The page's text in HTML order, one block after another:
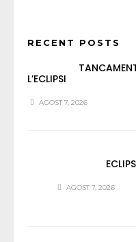
RECENT POSTS
L’ECLIPSI
AGOST 7, 2026
AGOST 7, 2026